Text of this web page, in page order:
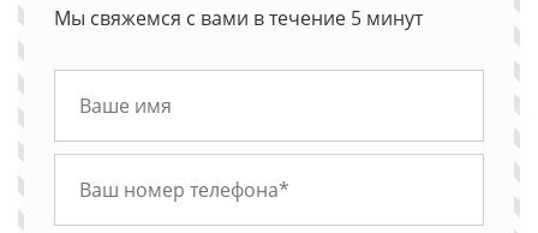
Мы свяжемся с вами в течение 5 минут